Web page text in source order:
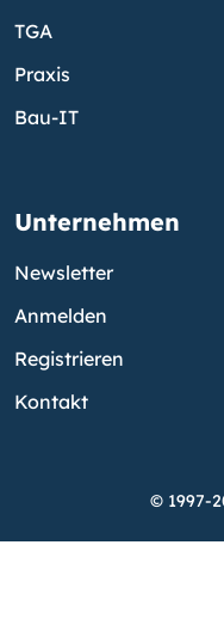
TGA
Praxis
Bau-IT
Unternehmen
Newsletter
Anmelden
Registrieren
Kontakt
© 1997-